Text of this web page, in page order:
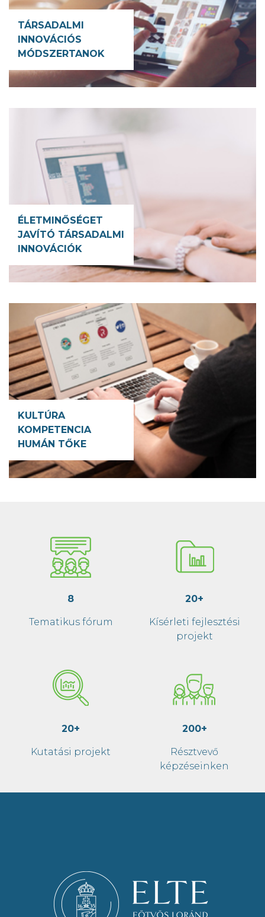
TÁRSADALMI
INNOVÁCIÓS
MÓDSZERTANOK
ÉLETMINŐSÉGET
JAVÍTÓ TÁRSADALMI
INNOVÁCIÓK
KULTÚRA
KOMPETENCIA
HUMÁN TŐKE
8
Tematikus fórum
20+
Kísérleti fejlesztési
projekt
20+
Kutatási projekt
200+
Résztvevő
képzéseinken